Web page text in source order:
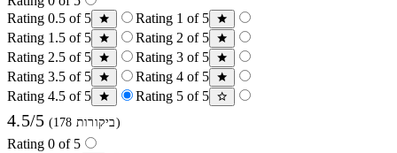
Rating 0.5 of 5
Rating 1 of 5
Rating 1.5 of 5
Rating 2 of 5
Rating 2.5 of 5
Rating 3 of 5
Rating 3.5 of 5
Rating 4 of 5
Rating 4.5 of 5
Rating 5 of 5
4.5/5 (178 ביקורות)
Rating 0 of 5